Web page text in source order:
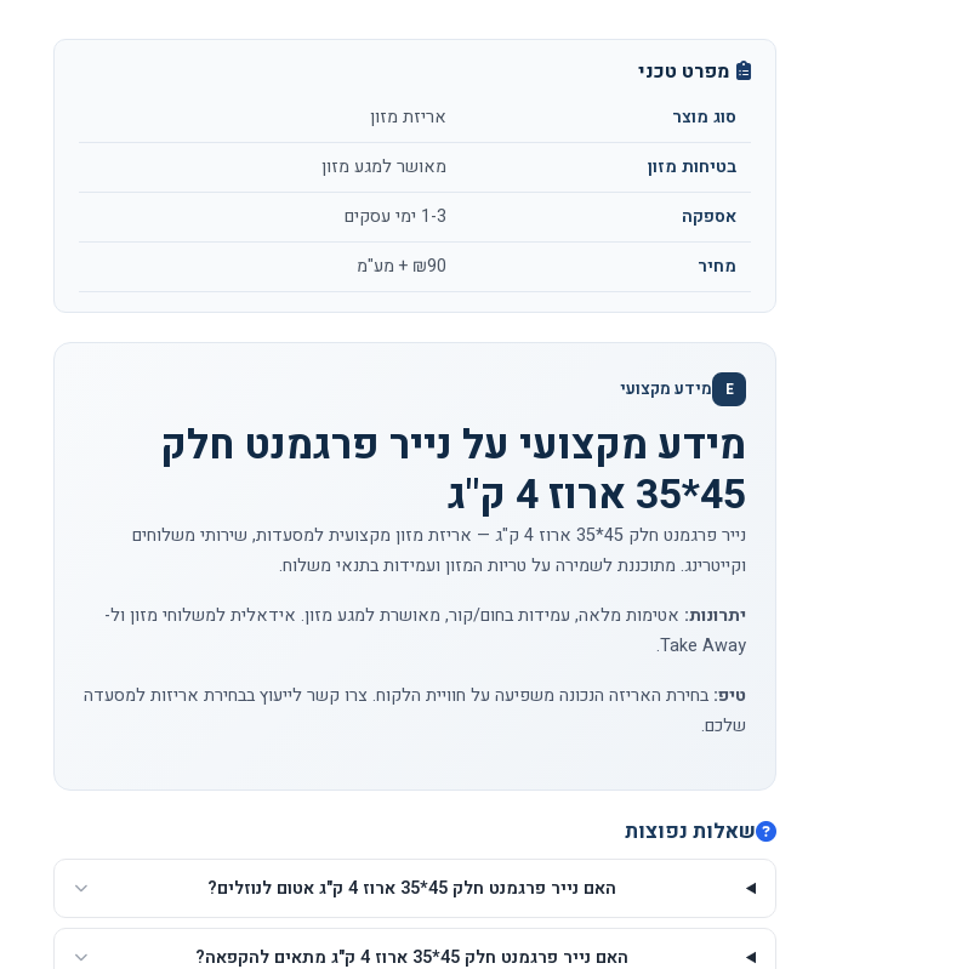
מפרט טכני
סוג מוצר
אריזת מזון
בטיחות מזון
מאושר למגע מזון
אספקה
1-3 ימי עסקים
מחיר
₪90 + מע"מ
E מידע מקצועי
מידע מקצועי על נייר פרגמנט חלק
45*35 ארוז 4 ק"ג
נייר פרגמנט חלק 45*35 ארוז 4 ק"ג — אריזת מזון מקצועית למסעדות, שירותי משלוחים
וקייטרינג. מתוכננת לשמירה על טריות המזון ועמידות בתנאי משלוח.
יתרונות: אטימות מלאה, עמידות בחום/קור, מאושרת למגע מזון. אידאלית למשלוחי מזון ול-
Take Away.
טיפ: בחירת האריזה הנכונה משפיעה על חוויית הלקוח. צרו קשרלייעוץ בבחירת אריזות למסעדה
שלכם.
שאלות נפוצות
האם נייר פרגמנט חלק 45*35 ארוז 4 ק"ג אטום לנוזלים?
האם נייר פרגמנט חלק 45*35 ארוז 4 ק"ג מתאים להקפאה?